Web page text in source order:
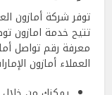
توفر شركة أمازون
تتيح خدمة امازون
معرفة رقم تواصل
العملاء أمازون